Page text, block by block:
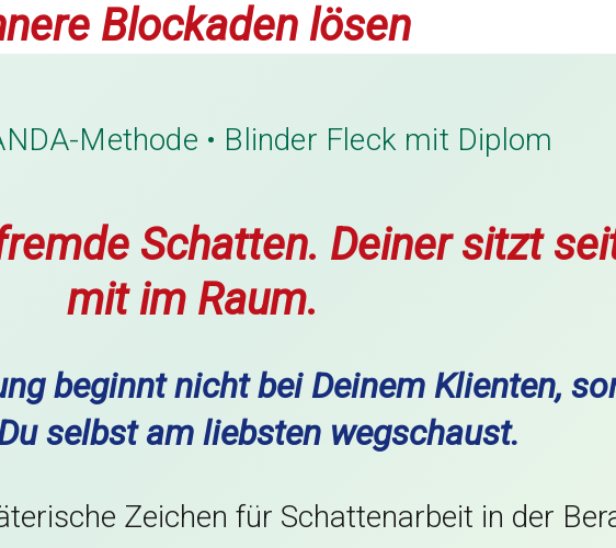
Blockaden lösen
Methode • Blinder Fleck mit Diplom
Schatten. Deiner sitzt
mit im Raum.
beginnt nicht bei Deinem Klienten,
selbst am liebsten wegschaust.
Zeichen für Schattenarbeit in der